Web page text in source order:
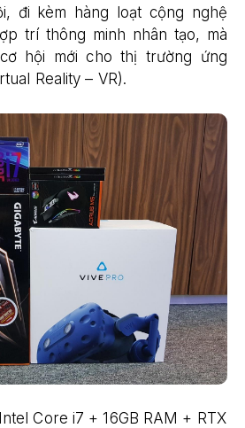
đi kèm hàng loạt cộng nghệ
trí thông minh nhân tạo, mà
hội mới cho thị trường ứng
Reality – VR).
Core i7 + 16GB RAM + RTX